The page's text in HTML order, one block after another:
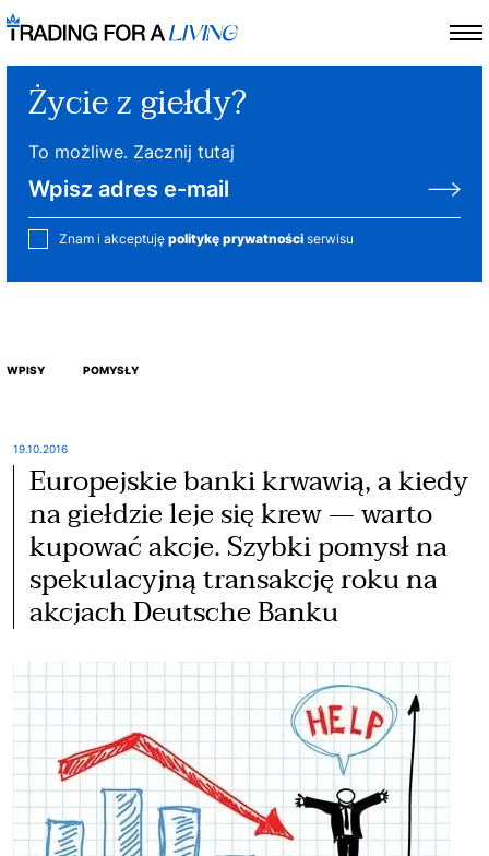
Życie z giełdy?
To możliwe. Zacznij tutaj
Znam i akceptuję politykę prywatności serwisu
WPISY POMYSŁY
19.10.2016
Europejskie banki krwawią, a kiedy
na giełdzie leje się krew — warto
kupować akcje. Szybki pomysł na
spekulacyjną transakcję roku na
akcjach Deutsche Banku